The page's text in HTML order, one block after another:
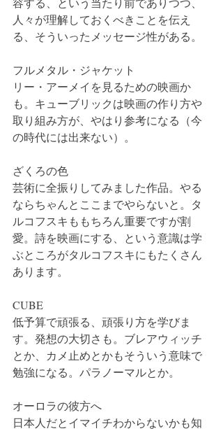
人々が理解しておくべきことを伝え
る、そういったメッセージ性がある。
フルメタル・ジャケット
リー・アーメイを見るための映画か
も。キューブリックは映画の作り方や
取り組み方が、やはり参考になる（今
の時代には出来ない）。
ざくろの色
芸術に全振りしてみました作品。やる
ならちゃんとここまでやらないと。タ
ルコフスキももちろん重要ですが割
愛。詩を映画にする、という意識は学
ぶところがタルコフスキにもたくさん
あります。
CUBE
低予算で頑張る、頑張り方を学びま
す。発想の大切さも。ブレアウィッチ
とか、カメ止めとかもそういう意味で
勉強になる。パラノーマルとか。
オーロラの彼方へ
日本人だとイマイチわからないかも知